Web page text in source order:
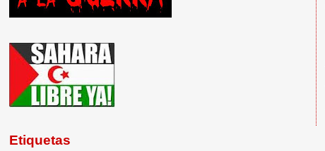
Etiquetas